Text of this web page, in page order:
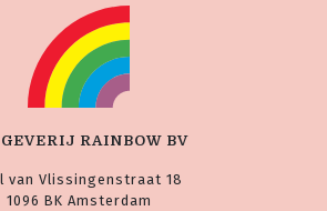
RAINBOW BV
van Vlissingenstraat 18
1096 BK Amsterdam